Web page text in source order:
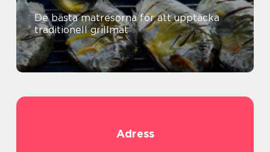
De bästa matresorna för att upptäcka
traditionell grillmat
Adress